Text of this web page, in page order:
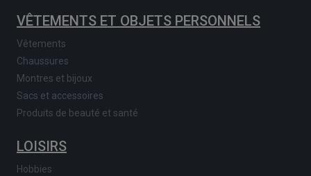
VÊTEMENTS ET OBJETS PERSONNELS
Vêtements
Chaussures
Montres et bijoux
Sacs et accessoires
Produits de beauté et santé
LOISIRS
Hobbies